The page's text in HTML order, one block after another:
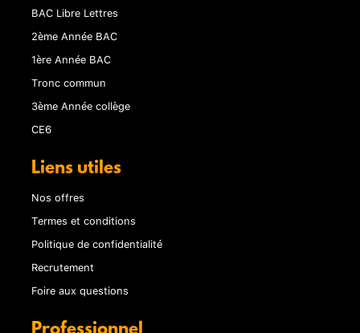
BAC Libre Lettres
2ème Année BAC
1ère Année BAC
Tronc commun
3ème Année collège
CE6
Liens utiles
Nos offres
Termes et conditions
Politique de confidentialité
Recrutement
Foire aux questions